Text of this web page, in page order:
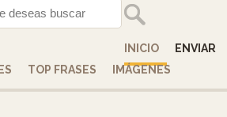
INICIO
ENVIAR
TOP FRASES IMÁGENES